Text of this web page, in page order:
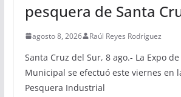
pesquera de Santa
agosto 8, 2026 Raúl Reyes Rodríguez
Santa Cruz del Sur, 8 ago.- La Expo
Municipal se efectuó este viernes en
Pesquera Industrial